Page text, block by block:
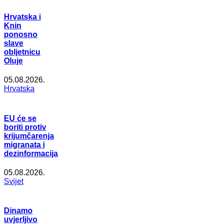
Hrvatska i
Knin
ponosno
slave
obljetnicu
Oluje
05.08.2026.
Hrvatska
EU će se
boriti protiv
krijumčarenja
migranata i
dezinformacija
05.08.2026.
Svijet
Dinamo
uvjerljivo